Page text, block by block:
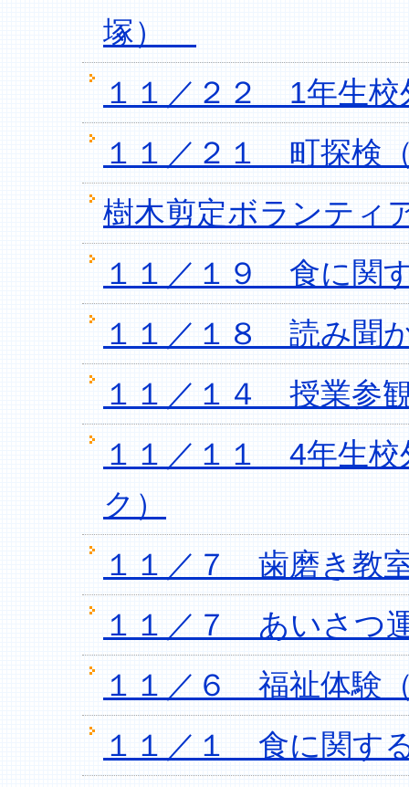
塚）
１１／２２ 1年生校
１１／２１ 町探検
樹木剪定ボランティ
１１／１９ 食に関
１１／１８ 読み聞
１１／１４ 授業参
１１／１１ 4年生校
ク）
１１／７ 歯磨き教
１１／７ あいさつ
１１／６ 福祉体験
１１／１ 食に関す